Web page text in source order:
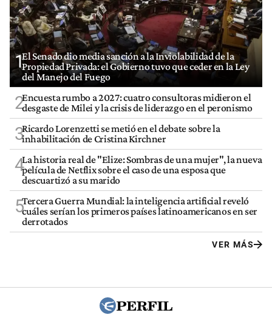
1El Senado dio media sanción a la Inviolabilidad de la
Propiedad Privada: el Gobierno tuvo que ceder en la Ley
del Manejo del Fuego
2Encuesta rumbo a 2027: cuatro consultoras midieron el
desgaste de Milei y la crisis de liderazgo en el peronismo
3Ricardo Lorenzetti se metió en el debate sobre la
inhabilitación de Cristina Kirchner
4La historia real de "Elize: Sombras de una mujer", la nueva
película de Netflix sobre el caso de una esposa que
descuartizó a su marido
5Tercera Guerra Mundial: la inteligencia artificial reveló
cuáles serían los primeros países latinoamericanos en ser
derrotados
VER MÁS